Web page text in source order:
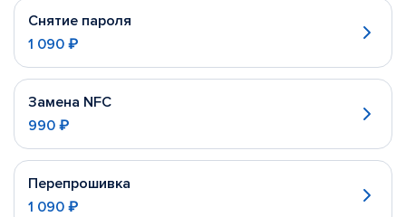
Снятие пароля
1 090 ₽
Замена NFC
990 ₽
Перепрошивка
1 090 ₽